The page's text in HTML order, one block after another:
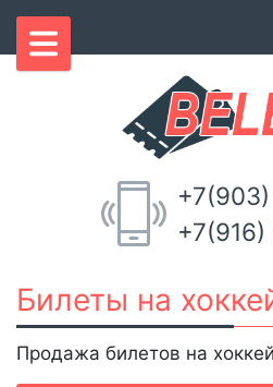
Билеты на
Продажа билетов на